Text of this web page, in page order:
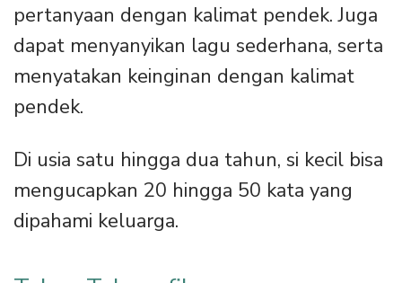
pertanyaan dengan kalimat pendek. Juga
dapat menyanyikan lagu sederhana, serta
menyatakan keinginan dengan kalimat
pendek.
Di usia satu hingga dua tahun, si kecil bisa
mengucapkan 20 hingga 50 kata yang
dipahami keluarga.